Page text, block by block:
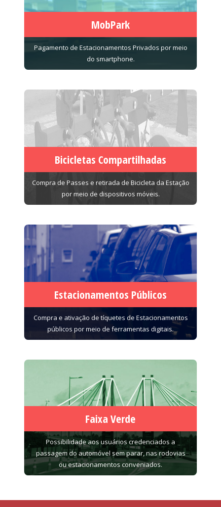
MobPark
Pagamento de Estacionamentos Privados por meio
do smartphone.
Bicicletas Compartilhadas
Compra de Passes e retirada de Bicicleta da Estação
por meio de dispositivos móveis.
Estacionamentos Públicos
Compra e ativação de tíquetes de Estacionamentos
públicos por meio de ferramentas digitais.
Faixa Verde
Possibilidade aos usuários credenciados a
passagem do automóvel sem parar, nas rodovias
ou estacionamentos conveniados.